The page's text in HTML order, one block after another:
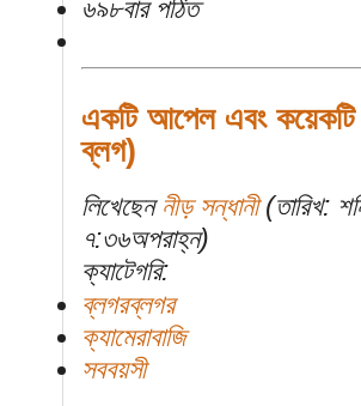
৬৯৮বার পঠিত
একটি আপেল এবং কয়েকটি
ব্লগ)
লিখেছেন নীড় সন্ধানী(তারিখ:
৭:৩৬অপরাহ্ন)
ক্যাটেগরি:
ব্লগরব্লগর
ক্যামেরাবাজি
সববয়সী